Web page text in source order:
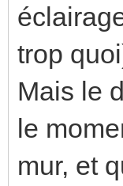
trop
Mais le
le
mur, et